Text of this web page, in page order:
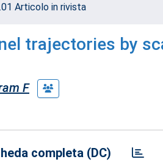
Articolo in rivista
trajectories by
F
completa (DC)